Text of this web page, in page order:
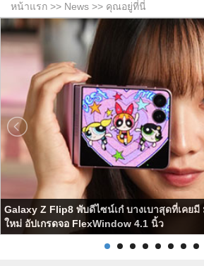
หน้าแรก >> News >> คุณอยู่ที่นี่
Galaxy Z Flip8 พับดีไซน์เก๋ บางเบาสุดที่เคย
ใหม่ อัปเกรดจอ FlexWindow 4.1 นิ้ว